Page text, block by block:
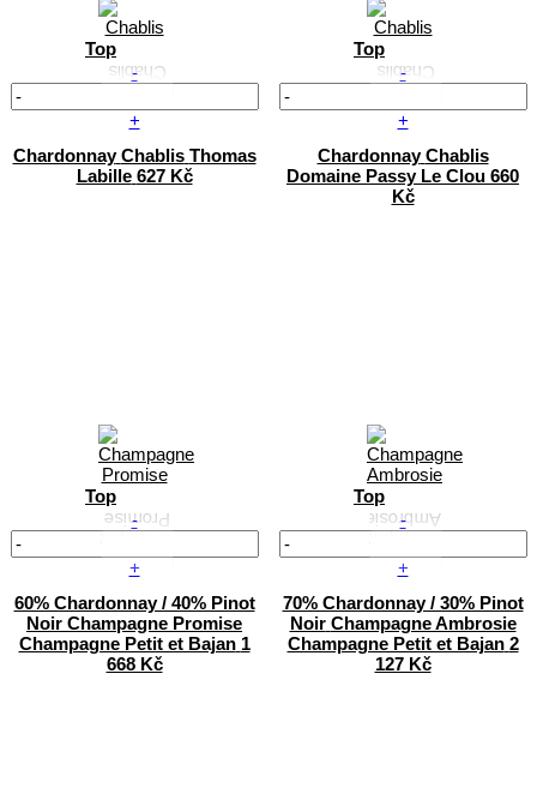
Top
-
+
Chardonnay Chablis Thomas
Labille 627 Kč
Top
-
+
Chardonnay Chablis
Domaine Passy Le Clou 660
Kč
Top
-
+
60% Chardonnay / 40% Pinot
Noir Champagne Promise
Champagne Petit et Bajan 1
668 Kč
Top
-
+
70% Chardonnay / 30% Pinot
Noir Champagne Ambrosie
Champagne Petit et Bajan 2
127 Kč